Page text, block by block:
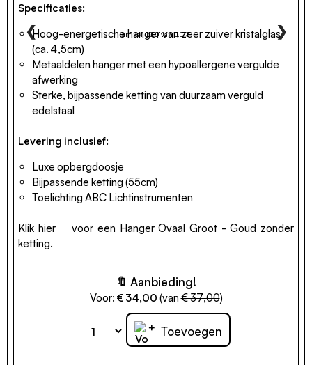
❮ artikel 110 van 113 ❯
Specificaties:
Hoog-energetische hanger van zeer zuiver kristalglas
(ca. 4,5cm)
Metaaldelen hanger met een hypoallergene vergulde
afwerking
Sterke, bijpassende ketting van duurzaam verguld
edelstaal
Levering inclusief:
Luxe opbergdoosje
Bijpassende ketting (55cm)
Toelichting ABC Lichtinstrumenten
Klik hier
voor een Hanger Ovaal Groot - Goud zonder
ketting.
🔖 Aanbieding!
Voor: € 34,00 (van€ 37,00)
+ Toevoegen